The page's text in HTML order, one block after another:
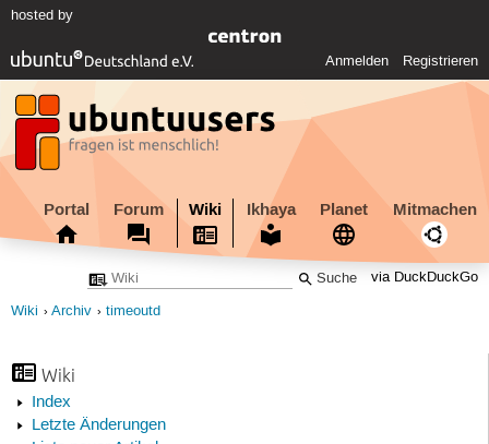
hosted by
Anmelden Registrieren
Portal Forum Wiki Ikhaya Planet Mitmachen
via DuckDuckGo
Wiki Archiv timeoutd
Wiki
Index
Letzte Änderungen